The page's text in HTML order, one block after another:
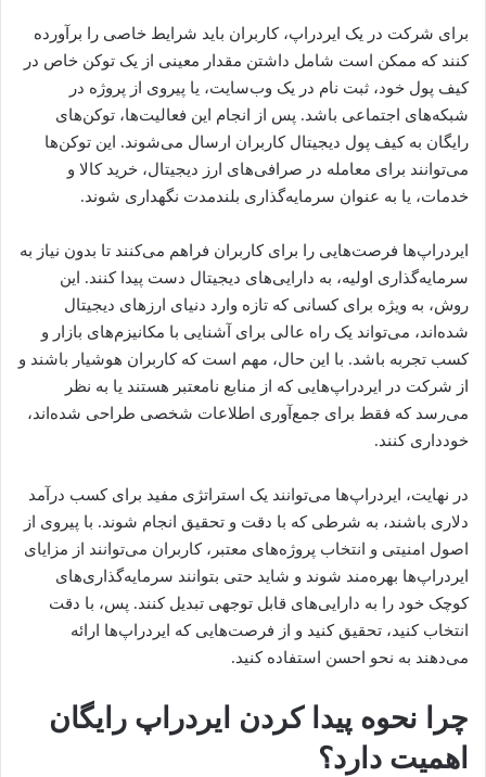
برای شرکت در یک ایردراپ، کاربران باید شرایط خاصی را برآورده
کنند که ممکن است شامل داشتن مقدار معینی از یک توکن خاص در
کیف پول خود، ثبت نام در یک وب‌سایت، یا پیروی از پروژه در
شبکه‌های اجتماعی باشد. پس از انجام این فعالیت‌ها، توکن‌های
رایگان به کیف پول دیجیتال کاربران ارسال می‌شوند. این توکن‌ها
می‌توانند برای معامله در صرافی‌های ارز دیجیتال، خرید کالا و
خدمات، یا به عنوان سرمایه‌گذاری بلندمدت نگهداری شوند.
ایردراپ‌ها فرصت‌هایی را برای کاربران فراهم می‌کنند تا بدون نیاز به
سرمایه‌گذاری اولیه، به دارایی‌های دیجیتال دست پیدا کنند. این
روش، به ویژه برای کسانی که تازه وارد دنیای ارزهای دیجیتال
شده‌اند، می‌تواند یک راه عالی برای آشنایی با مکانیزم‌های بازار و
کسب تجربه باشد. با این حال، مهم است که کاربران هوشیار باشند و
از شرکت در ایردراپ‌هایی که از منابع نامعتبر هستند یا به نظر
می‌رسد که فقط برای جمع‌آوری اطلاعات شخصی طراحی شده‌اند،
خودداری کنند.
در نهایت، ایردراپ‌ها می‌توانند یک استراتژی مفید برای کسب درآمد
دلاری باشند، به شرطی که با دقت و تحقیق انجام شوند. با پیروی از
اصول امنیتی و انتخاب پروژه‌های معتبر، کاربران می‌توانند از مزایای
ایردراپ‌ها بهره‌مند شوند و شاید حتی بتوانند سرمایه‌گذاری‌های
کوچک خود را به دارایی‌های قابل توجهی تبدیل کنند. پس، با دقت
انتخاب کنید، تحقیق کنید و از فرصت‌هایی که ایردراپ‌ها ارائه
می‌دهند به نحو احسن استفاده کنید.
چرا نحوه پیدا کردن ایردراپ رایگان
اهمیت دارد؟